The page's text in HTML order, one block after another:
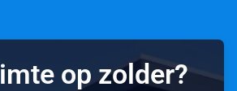
op zolder?